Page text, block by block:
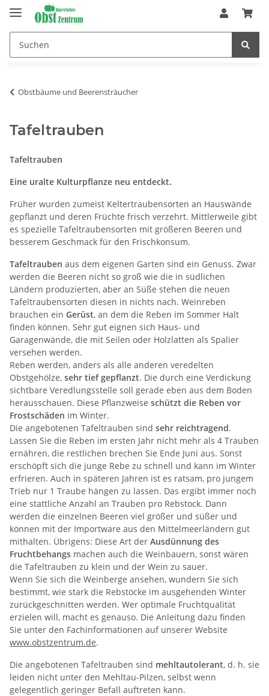
Obstbäume und Beerensträucher
Tafeltrauben
Tafeltrauben
Eine uralte Kulturpflanze neu entdeckt.
Früher wurden zumeist Keltertraubensorten an Hauswände
gepflanzt und deren Früchte frisch verzehrt. Mittlerweile gibt
es spezielle Tafeltraubensorten mit größeren Beeren und
besserem Geschmack für den Frischkonsum.
Tafeltrauben aus dem eigenen Garten sind ein Genuss. Zwar
werden die Beeren nicht so groß wie die in südlichen
Ländern produzierten, aber an Süße stehen die neuen
Tafeltraubensorten diesen in nichts nach. Weinreben
brauchen ein Gerüst, an dem die Reben im Sommer Halt
finden können. Sehr gut eignen sich Haus- und
Garagenwände, die mit Seilen oder Holzlatten als Spalier
versehen werden.
Reben werden, anders als alle anderen veredelten
Obstgehölze, sehr tief gepflanzt. Die durch eine Verdickung
sichtbare Veredlungsstelle soll gerade eben aus dem Boden
herausschauen. Diese Pflanzweise schützt die Reben vor
Frostschäden im Winter.
Die angebotenen Tafeltrauben sind sehr reichtragend.
Lassen Sie die Reben im ersten Jahr nicht mehr als 4 Trauben
ernähren, die restlichen brechen Sie Ende Juni aus. Sonst
erschöpft sich die junge Rebe zu schnell und kann im Winter
erfrieren. Auch in späteren Jahren ist es ratsam, pro jungem
Trieb nur 1 Traube hängen zu lassen. Das ergibt immer noch
eine stattliche Anzahl an Trauben pro Rebstock. Dann
werden die einzelnen Beeren viel größer und süßer und
können mit der Importware aus den Mittelmeerländern gut
mithalten. Übrigens: Diese Art der Ausdünnung des
Fruchtbehangs machen auch die Weinbauern, sonst wären
die Tafeltrauben zu klein und der Wein zu sauer.
Wenn Sie sich die Weinberge ansehen, wundern Sie sich
bestimmt, wie stark die Rebstöcke im ausgehenden Winter
zurückgeschnitten werden. Wer optimale Fruchtqualität
erzielen will, macht es genauso. Die Anleitung dazu finden
Sie unter den Fachinformationen auf unserer Website
www.obstzentrum.de.
Die angebotenen Tafeltrauben sind mehltautolerant, d. h. sie
leiden nicht unter den Mehltau-Pilzen, selbst wenn
gelegentlich geringer Befall auftreten kann.